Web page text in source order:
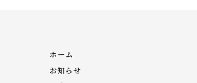
ホーム
お知らせ